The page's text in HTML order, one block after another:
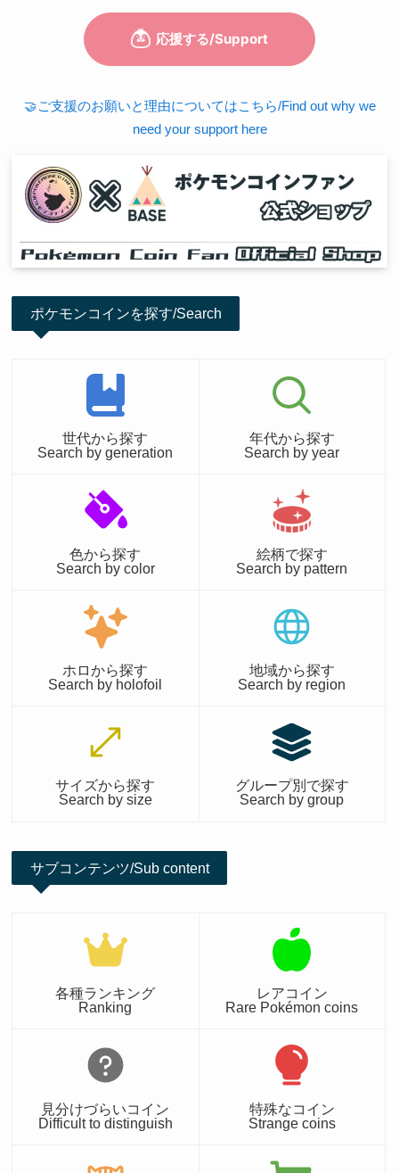
🤝ご支援のお願いと理由についてはこちら/Find out why we
need your support here
ポケモンコインを探す/Search
世代から探す
Search by generation
年代から探す
Search by year
色から探す
Search by color
絵柄で探す
Search by pattern
ホロから探す
Search by holofoil
地域から探す
Search by region
サイズから探す
Search by size
グループ別で探す
Search by group
サブコンテンツ/Sub content
各種ランキング
Ranking
レアコイン
Rare Pokémon coins
見分けづらいコイン
Difficult to distinguish
特殊なコイン
Strange coins